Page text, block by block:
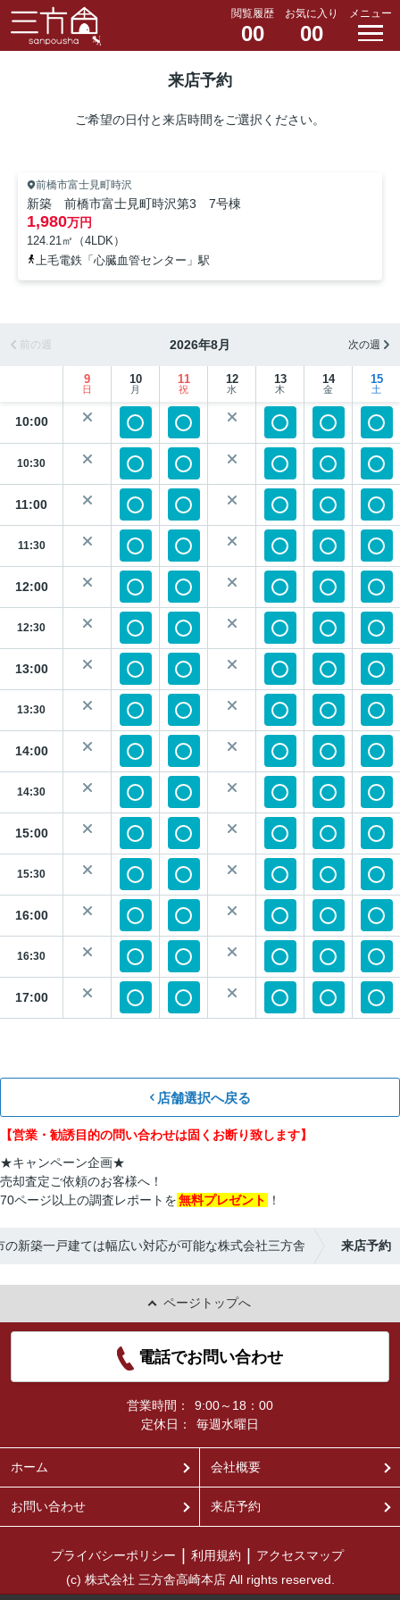
閲覧履歴
00
お気に入り
00
メニュー
来店予約
ご希望の日付と来店時間をご選択ください。
前橋市富士見町時沢
新築 前橋市富士見町時沢第3 7号棟
1,980万円
124.21㎡（4LDK）
上毛電鉄「心臓血管センター」駅
前の週 2026年8月 次の週
9
日
10
月
11
祝
12
水
13
木
14
金
15
土
10:00
10:30
11:00
11:30
12:00
12:30
13:00
13:30
14:00
14:30
15:00
15:30
16:00
16:30
17:00
店舗選択へ戻る
【営業・勧誘目的の問い合わせは固くお断り致します】
★キャンペーン企画★
売却査定ご依頼のお客様へ！
70ページ以上の調査レポートを無料プレゼント ！
の新築一戸建ては幅広い対応が可能な株式会社三方舎 来店予約
ページトップへ
電話でお問い合わせ
営業時間：
9:00～18：00
定休日：
毎週水曜日
ホーム 会社概要
お問い合わせ 来店予約
プライバシーポリシー 利用規約
アクセスマップ
(c) 株式会社 三方舎高崎本店 All rights reserved.